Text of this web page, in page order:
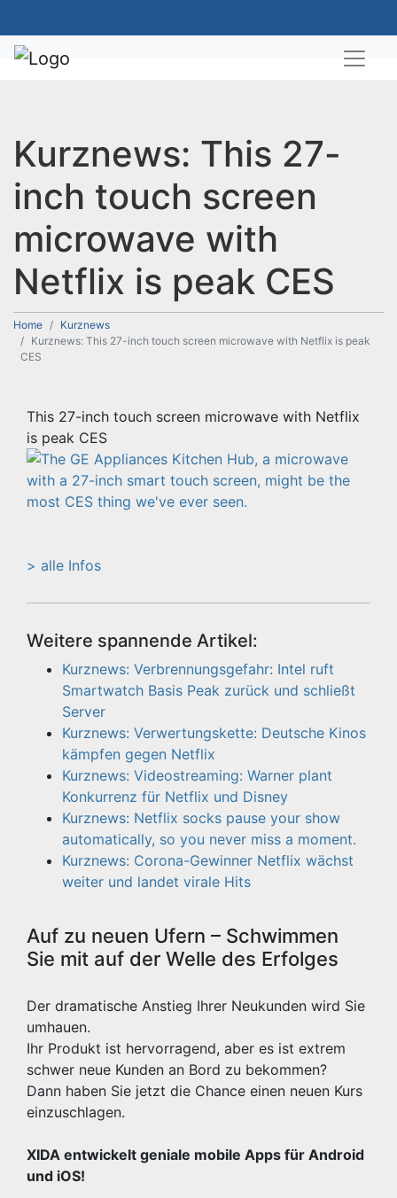
Kurznews: This 27-
inch touch screen
microwave with
Netflix is peak CES
Home
Kurznews
Kurznews: This 27-inch touch screen microwave with Netflix is peak
CES
This 27-inch touch screen microwave with Netflix
is peak CES
> alle Infos
Weitere spannende Artikel:
Kurznews: Verbrennungsgefahr: Intel ruft
Smartwatch Basis Peak zurück und schließt
Server
Kurznews: Verwertungskette: Deutsche Kinos
kämpfen gegen Netflix
Kurznews: Videostreaming: Warner plant
Konkurrenz für Netflix und Disney
Kurznews: Netflix socks pause your show
automatically, so you never miss a moment.
Kurznews: Corona-Gewinner Netflix wächst
weiter und landet virale Hits
Auf zu neuen Ufern – Schwimmen
Sie mit auf der Welle des Erfolges
Der dramatische Anstieg Ihrer Neukunden wird Sie
umhauen.
Ihr Produkt ist hervorragend, aber es ist extrem
schwer neue Kunden an Bord zu bekommen?
Dann haben Sie jetzt die Chance einen neuen Kurs
einzuschlagen.
XIDA entwickelt geniale mobile Apps für Android
und iOS!